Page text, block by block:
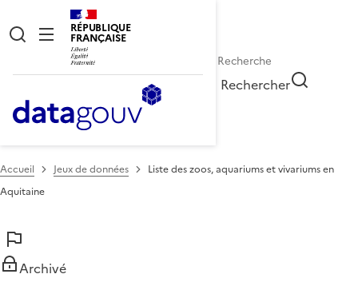
RÉPUBLIQUE
FRANÇAISE
Rechercher
Accueil Jeux de données
Liste des zoos, aquariums et vivariums en
Aquitaine
Archivé